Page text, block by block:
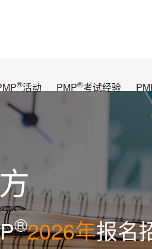
®活动 PMP®考试经验
®2026年报名